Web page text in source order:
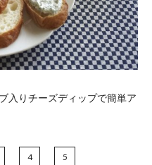
入りチーズディップで簡単ア
4 5